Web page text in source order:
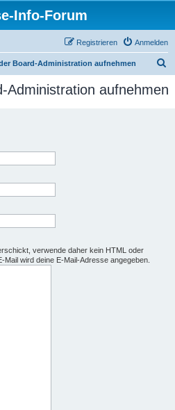
Info-Forum
Anmelden
Registrieren
Board-Administration aufnehmen
c
Administration aufnehmen
verwende daher kein HTML oder
wird deine E-Mail-Adresse angegeben.